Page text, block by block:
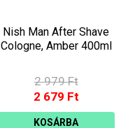
Nish Man After Shave
Cologne, Amber 400ml
2 979 Ft
2 679 Ft
KOSÁRBA